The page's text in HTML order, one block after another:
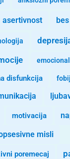
asertivnost bes
disfunkcija
motivacija
misli
poremecaj